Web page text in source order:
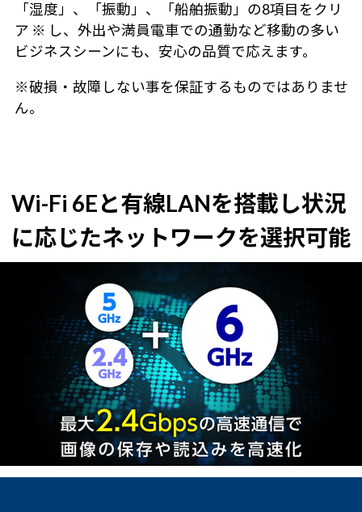
「湿度」、「振動」、「船舶振動」の8項目をクリ
ア ※ し、外出や満員電車での通勤など移動の多い
ビジネスシーンにも、安心の品質で応えます。
※破損・故障しない事を保証するものではありませ
ん。
Wi-Fi 6Eと有線LANを搭載し状況
に応じたネットワークを選択可能